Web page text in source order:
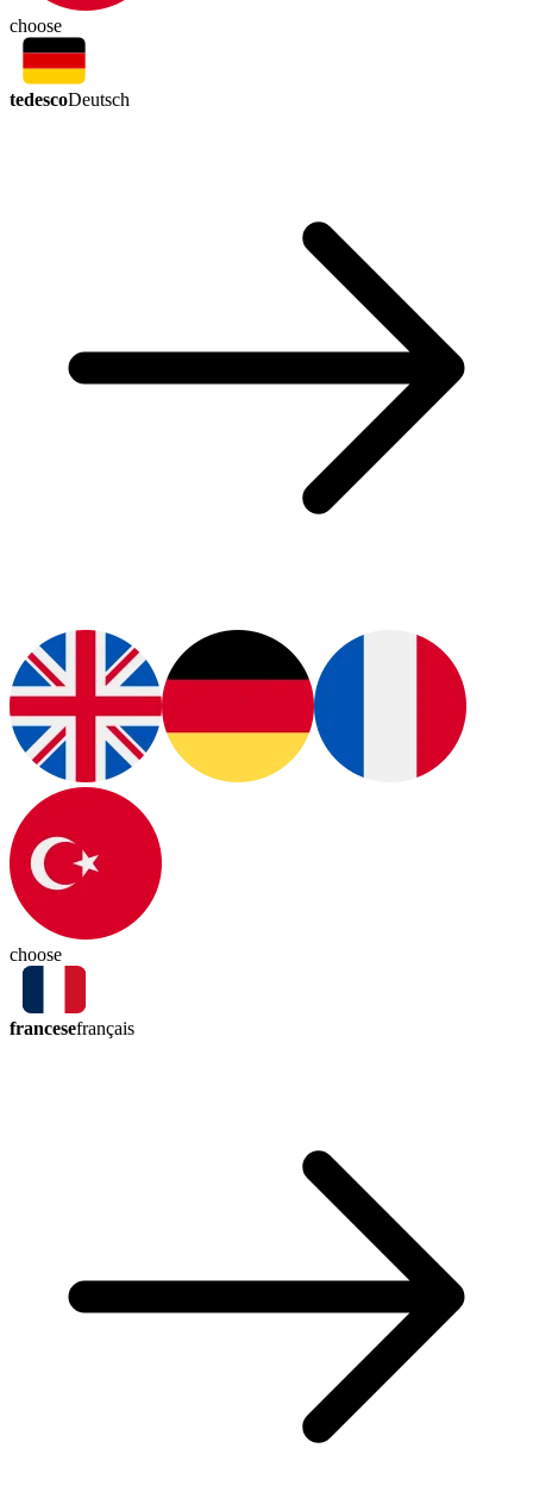
choose
tedescoDeutsch
choose
francesefrançais